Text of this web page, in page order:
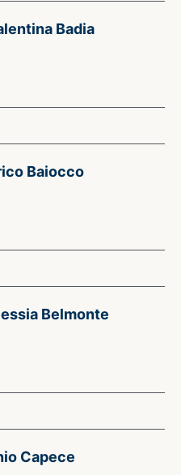
Badia
Baiocco
Belmonte
Capece